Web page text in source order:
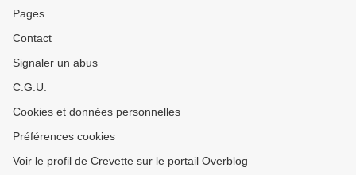
Pages
Contact
Signaler un abus
C.G.U.
Cookies et données personnelles
Préférences cookies
Voir le profil de Crevette sur le portail Overblog